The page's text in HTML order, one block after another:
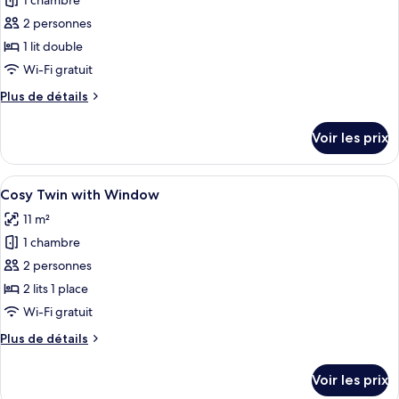
with
Window
pour
ce
type
chambre :
without
Window
2 personnes
1 lit double
Wi-Fi gratuit
Plus de détails
Plus
le
type
de
chambre
Cosy
Double
without
Window
Voir les prix
Afficher
toutes
les
photos
pour
ce
type
chambre :
Une chambre d’hôtel avec deux lits,
9
Cosy Twin with Window
11 m²
1 chambre
2 personnes
2 lits 1 place
Wi-Fi gratuit
Plus de détails
Plus
Voir les prix